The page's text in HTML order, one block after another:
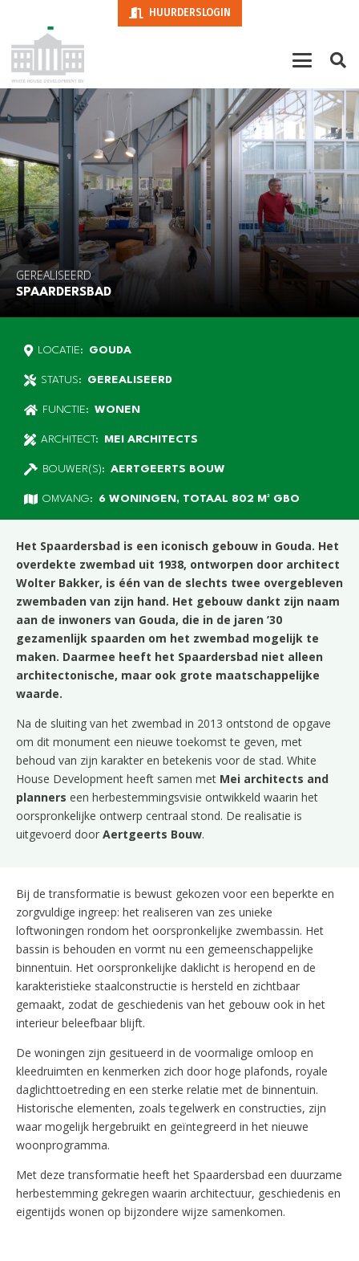
HUURDERSLOGIN
GEREALISEERD
SPAARDERSBAD
LOCATIE: GOUDA
STATUS: GEREALISEERD
FUNCTIE: WONEN
ARCHITECT: MEI ARCHITECTS
BOUWER(S): AERTGEERTS BOUW
OMVANG: 6 WONINGEN, TOTAAL 802 M² GBO
Het Spaardersbad is een iconisch gebouw in Gouda. Het
overdekte zwembad uit 1938, ontworpen door architect
Wolter Bakker, is één van de slechts twee overgebleven
zwembaden van zijn hand. Het gebouw dankt zijn naam
aan de inwoners van Gouda, die in de jaren ’30
gezamenlijk spaarden om het zwembad mogelijk te
maken. Daarmee heeft het Spaardersbad niet alleen
architectonische, maar ook grote maatschappelijke
waarde.
Na de sluiting van het zwembad in 2013 ontstond de opgave
om dit monument een nieuwe toekomst te geven, met
behoud van zijn karakter en betekenis voor de stad. White
House Development heeft samen met Mei architects and
planners een herbestemmingsvisie ontwikkeld waarin het
oorspronkelijke ontwerp centraal stond. De realisatie is
uitgevoerd door Aertgeerts Bouw.
Bij de transformatie is bewust gekozen voor een beperkte en
zorgvuldige ingreep: het realiseren van zes unieke
loftwoningen rondom het oorspronkelijke zwembassin. Het
bassin is behouden en vormt nu een gemeenschappelijke
binnentuin. Het oorspronkelijke daklicht is heropend en de
karakteristieke staalconstructie is hersteld en zichtbaar
gemaakt, zodat de geschiedenis van het gebouw ook in het
interieur beleefbaar blijft.
De woningen zijn gesitueerd in de voormalige omloop en
kleedruimten en kenmerken zich door hoge plafonds, royale
daglichttoetreding en een sterke relatie met de binnentuin.
Historische elementen, zoals tegelwerk en constructies, zijn
waar mogelijk hergebruikt en geïntegreerd in het nieuwe
woonprogramma.
Met deze transformatie heeft het Spaardersbad een duurzame
herbestemming gekregen waarin architectuur, geschiedenis en
eigentijds wonen op bijzondere wijze samenkomen.